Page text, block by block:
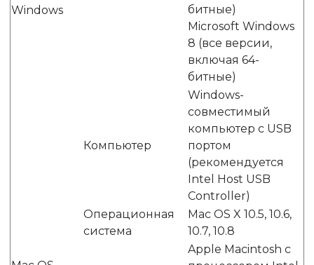
Windows
битные)
Microsoft Windows
8 (все версии,
включая 64-
битные)
Компьютер
Windows-
cовместимый
компьютер c USB
портом
(рекомендуется
Intel Host USB
Controller)
Операционная
система
Mac OS X 10.5, 10.6,
10.7, 10.8
Apple Macintosh c